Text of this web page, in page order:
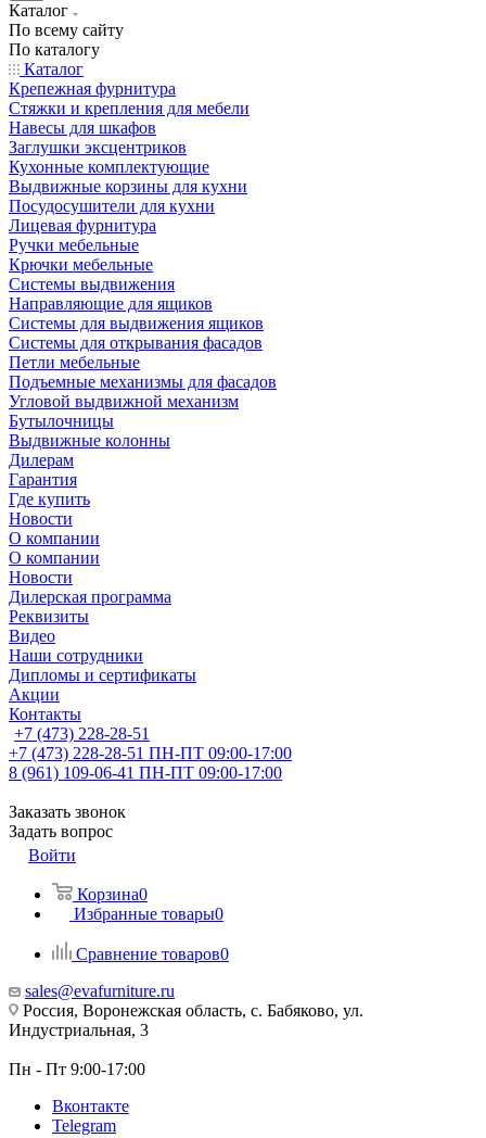
Каталог
По всему сайту
По каталогу
Каталог
Крепежная фурнитура
Стяжки и крепления для мебели
Навесы для шкафов
Заглушки эксцентриков
Кухонные комплектующие
Выдвижные корзины для кухни
Посудосушители для кухни
Лицевая фурнитура
Ручки мебельные
Крючки мебельные
Системы выдвижения
Направляющие для ящиков
Системы для выдвижения ящиков
Системы для открывания фасадов
Петли мебельные
Подъемные механизмы для фасадов
Угловой выдвижной механизм
Бутылочницы
Выдвижные колонны
Дилерам
Гарантия
Где купить
Новости
О компании
О компании
Новости
Дилерская программа
Реквизиты
Видео
Наши сотрудники
Дипломы и сертификаты
Акции
Контакты
+7 (473) 228-28-51
+7 (473) 228-28-51 ПН-ПТ 09:00-17:00
8 (961) 109-06-41 ПН-ПТ 09:00-17:00
Заказать звонок
Задать вопрос
Войти
Корзина0
Избранные товары0
Сравнение товаров0
sales@evafurniture.ru
Россия, Воронежская область, с. Бабяково, ул.
Индустриальная, 3
Пн - Пт 9:00-17:00
Вконтакте
Telegram